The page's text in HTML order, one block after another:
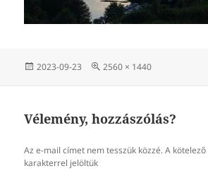
Közzétéve
2023-09-23
Teljes
2560 × 1440
Vélemény, hozzászólás?
Az e-mail címet nem tesszük közzé. A
karakterrel jelöltük